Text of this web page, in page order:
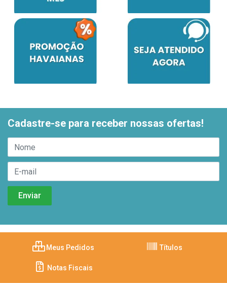
Cadastre-se para receber nossas ofertas!
Meus Pedidos Títulos
Notas Fiscais